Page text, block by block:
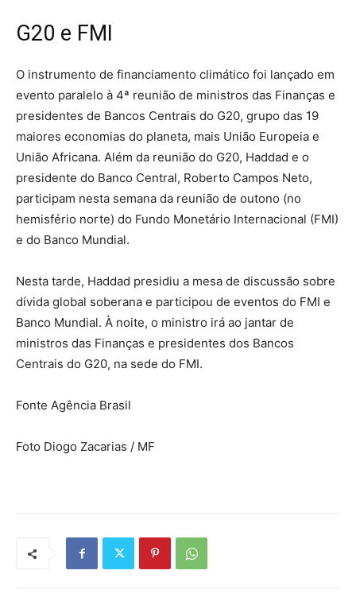
G20 e FMI
O instrumento de financiamento climático foi lançado em
evento paralelo à 4ª reunião de ministros das Finanças e
presidentes de Bancos Centrais do G20, grupo das 19
maiores economias do planeta, mais União Europeia e
União Africana. Além da reunião do G20, Haddad e o
presidente do Banco Central, Roberto Campos Neto,
participam nesta semana da reunião de outono (no
hemisfério norte) do Fundo Monetário Internacional (FMI)
e do Banco Mundial.
Nesta tarde, Haddad presidiu a mesa de discussão sobre
dívida global soberana e participou de eventos do FMI e
Banco Mundial. À noite, o ministro irá ao jantar de
ministros das Finanças e presidentes dos Bancos
Centrais do G20, na sede do FMI.
Fonte Agência Brasil
Foto Diogo Zacarias / MF